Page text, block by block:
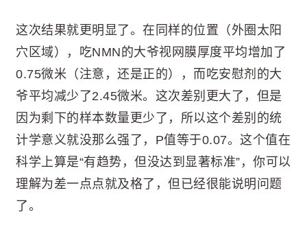
这次结果就更明显了。在同样的位置（外圈太阳
穴区域），吃NMN的大爷视网膜厚度平均增加了
0.75微米（注意，还是正的），而吃安慰剂的大
爷平均减少了2.45微米。这次差别更大了，但是
因为剩下的样本数量更少了，所以这个差别的统
计学意义就没那么强了，P值等于0.07。这个值在
科学上算是“有趋势，但没达到显著标准”，你可以
理解为差一点点就及格了，但已经很能说明问题
了。